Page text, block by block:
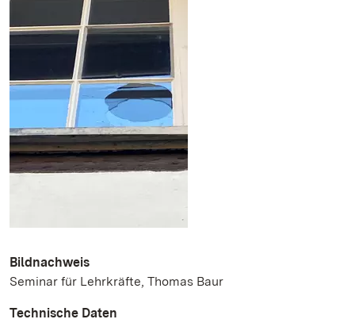
Bildnachweis
Seminar für Lehrkräfte, Thomas Baur
Technische Daten